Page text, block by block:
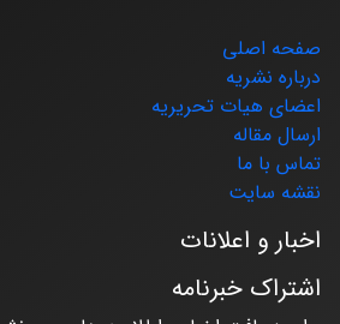
صفحه اصلی
درباره نشریه
اعضای هیات تحریریه
ارسال مقاله
تماس با ما
نقشه سایت
اخبار و اعلانات
اشتراک خبرنامه